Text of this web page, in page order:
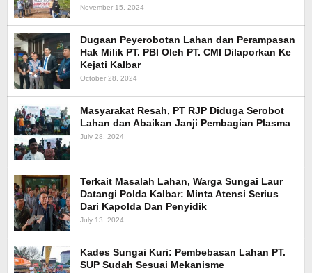
November 15, 2024
Dugaan Peyerobotan Lahan dan Perampasan
Hak Milik PT. PBI Oleh PT. CMI Dilaporkan Ke
Kejati Kalbar
October 28, 2024
Masyarakat Resah, PT RJP Diduga Serobot
Lahan dan Abaikan Janji Pembagian Plasma
July 28, 2024
Terkait Masalah Lahan, Warga Sungai Laur
Datangi Polda Kalbar: Minta Atensi Serius
Dari Kapolda Dan Penyidik
July 13, 2024
Kades Sungai Kuri: Pembebasan Lahan PT.
SUP Sudah Sesuai Mekanisme